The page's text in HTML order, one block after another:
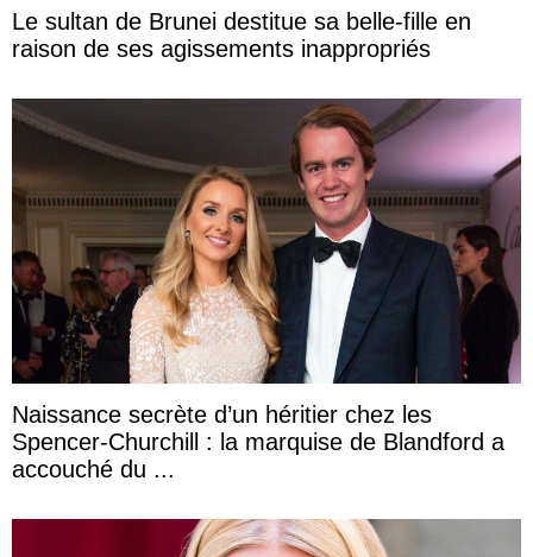
Le sultan de Brunei destitue sa belle-fille en
raison de ses agissements inappropriés
Naissance secrète d’un héritier chez les
Spencer-Churchill : la marquise de Blandford a
accouché du ...